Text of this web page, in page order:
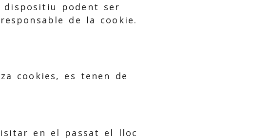
dispositiu podent ser
de la cookie.
cookies, es tenen de
en el passat el lloc